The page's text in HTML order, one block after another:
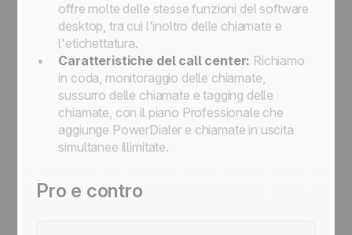
offre molte delle stesse funzioni del software
desktop, tra cui l'inoltro delle chiamate e
l'etichettatura.
Caratteristiche del call center: Richiamo
in coda, monitoraggio delle chiamate,
sussurro delle chiamate e tagging delle
chiamate, con il piano Professionale che
aggiunge PowerDialer e chiamate in uscita
simultanee illimitate.
Pro e contro